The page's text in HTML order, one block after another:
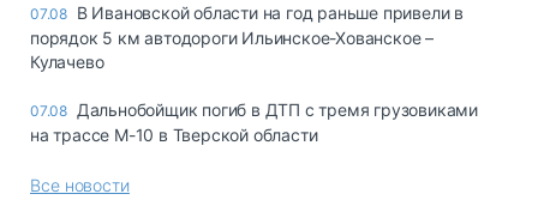
07.08 В Ивановской области на год раньше привели в
порядок 5 км автодороги Ильинское-Хованское –
Кулачево
07.08 Дальнобойщик погиб в ДТП с тремя грузовиками
на трассе М-10 в Тверской области
Все новости